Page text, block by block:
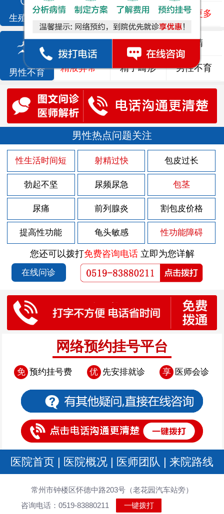
生殖感染 尿相关 泌尿感染 了解更多
男性不育
死精 少精 弱精
精液异常 精子畸形 男性不育
男性热点问题关注
性生活时间短 射精过快 包皮过长
勃起不坚 尿频尿急 包茎
尿痛 前列腺炎 割包皮价格
提高性功能 龟头敏感 性功能障碍
您还可以拨打免费咨询电话立即为您详解
在线问诊
网络预约挂号平台
免 预约挂号费 优 先安排就诊 享 医师会诊
医院首页 | 医院概况 | 医师团队 | 来院路线
常州市钟楼区怀德中路203号（老花园汽车站旁）
咨询电话：0519-83880211
一键拨打